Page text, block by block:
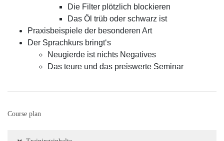
Die Filter plötzlich blockieren
Das Öl trüb oder schwarz ist
Praxisbeispiele der besonderen Art
Der Sprachkurs bringt‘s
Neugierde ist nichts Negatives
Das teure und das preiswerte Seminar
Course plan